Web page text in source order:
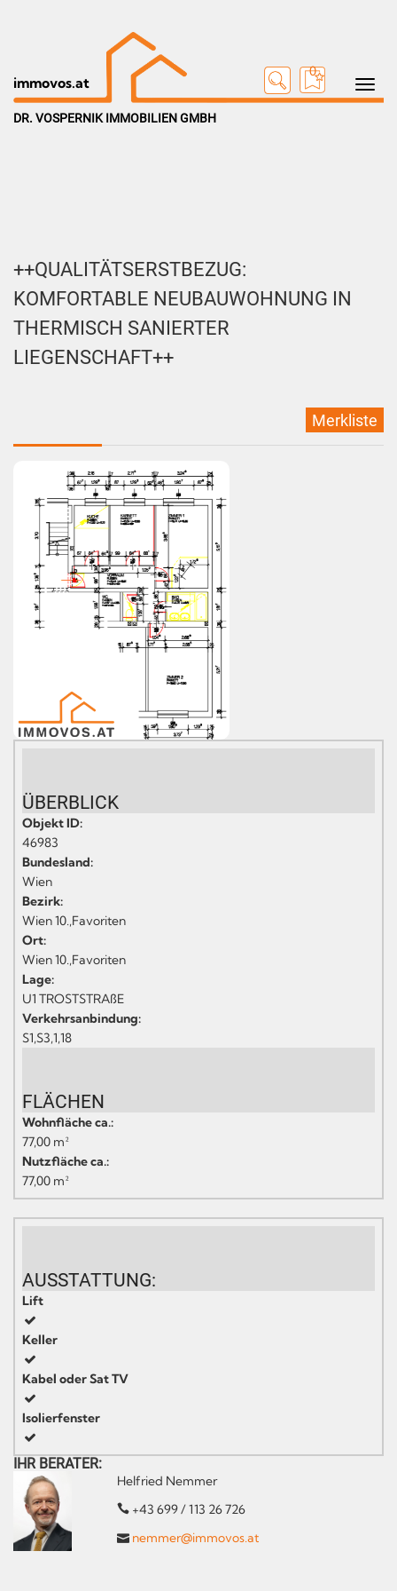
Toggle
immovos.at
0
DR. VOSPERNIK IMMOBILIEN GMBH
++QUALITÄTSERSTBEZUG:
KOMFORTABLE NEUBAUWOHNUNG IN
THERMISCH SANIERTER
LIEGENSCHAFT++
Merkliste
ÜBERBLICK
Objekt ID:
46983
Bundesland:
Wien
Bezirk:
Wien 10.,Favoriten
Ort:
Wien 10.,Favoriten
Lage:
U1 TROSTSTRAßE
Verkehrsanbindung:
S1,S3,1,18
FLÄCHEN
Wohnfläche ca.:
77,00 m²
Nutzfläche ca.:
77,00 m²
AUSSTATTUNG:
Lift
Keller
Kabel oder Sat TV
Isolierfenster
IHR BERATER:
Helfried Nemmer
+43 699 / 113 26 726
nemmer@immovos.at